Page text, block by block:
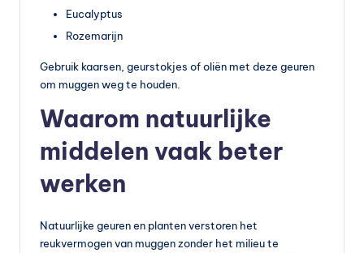
Eucalyptus
Rozemarijn
Gebruik kaarsen, geurstokjes of oliën met deze geuren
om muggen weg te houden.
Waarom natuurlijke
middelen vaak beter
werken
Natuurlijke geuren en planten verstoren het
reukvermogen van muggen zonder het milieu te